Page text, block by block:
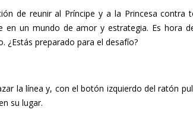
de reunir al Príncipe y a la Princesa contra
en un mundo de amor y estrategia. Es hora
¿Estás preparado para el desafío?
la línea y, con el botón izquierdo del ratón
su lugar.